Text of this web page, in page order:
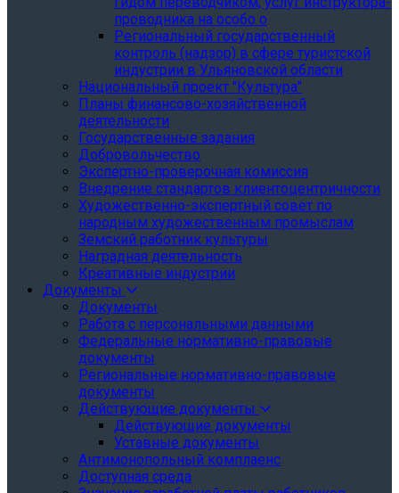
проводника на особо о
Региональный государственный
контроль (надзор) в сфере туристской
индустрии в Ульяновской области
Национальный проект "Культура"
Планы финансово-хозяйственной
деятельности
Государственные задания
Добровольчество
Экспертно-проверочная комиссия
Внедрение стандартов клиентоцентричности
Художественно-экспертный совет по
народным художественным промыслам
Земский работник культуры
Наградная деятельность
Креативные индустрии
Документы
Документы
Работа с персональными данными
Федеральные нормативно-правовые
документы
Региональные нормативно-правовые
документы
Действующие документы
Действующие документы
Уставные документы
Антимонопольный комплаенс
Доступная среда